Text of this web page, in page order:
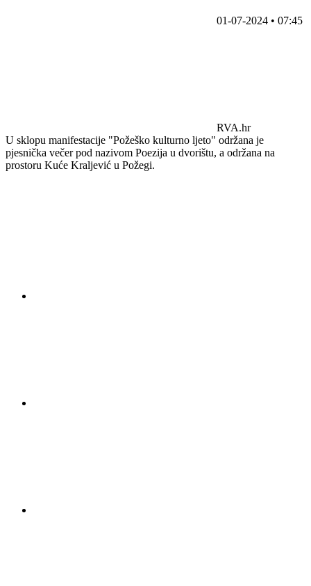
01-07-2024 • 07:45
RVA.hr
U sklopu manifestacije "Požeško kulturno ljeto" održana je
pjesnička večer pod nazivom Poezija u dvorištu, a održana na
prostoru Kuće Kraljević u Požegi.